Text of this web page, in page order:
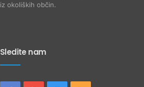
iz okoliških občin.
Sledite nam